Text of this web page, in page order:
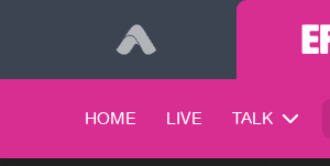
HOME LIVE TALK